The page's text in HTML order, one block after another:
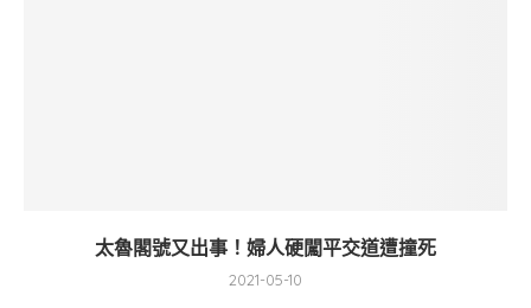
太魯閣號又出事！婦人硬闖平交道遭撞死
2021-05-10